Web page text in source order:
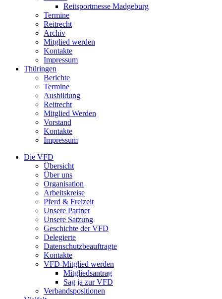
Reitsportmesse Madgeburg
Termine
Reitrecht
Archiv
Mitglied werden
Kontakte
Impressum
Thüringen
Berichte
Termine
Ausbildung
Reitrecht
Mitglied Werden
Vorstand
Kontakte
Impressum
Die VFD
Übersicht
Über uns
Organisation
Arbeitskreise
Pferd & Freizeit
Unsere Partner
Unsere Satzung
Geschichte der VFD
Delegierte
Datenschutzbeauftragte
Kontakte
VFD-Mitglied werden
Mitgliedsantrag
Sag ja zur VFD
Verbandspositionen